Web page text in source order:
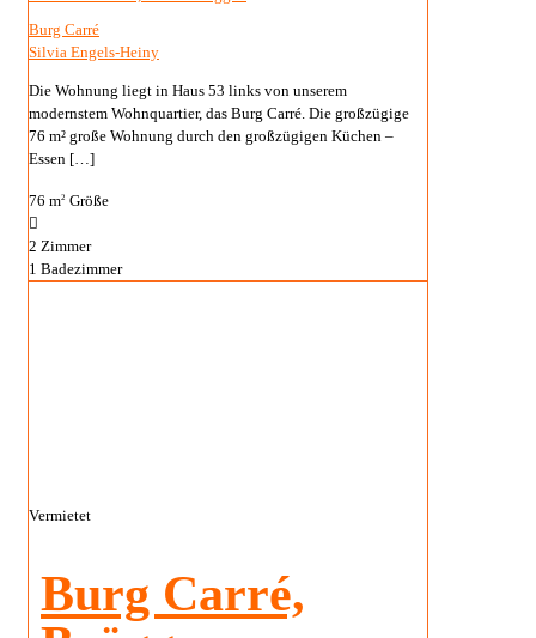
Burg Carré
Silvia Engels-Heiny
Die Wohnung liegt in Haus 53 links von unserem
modernstem Wohnquartier, das Burg Carré. Die großzügige
76 m² große Wohnung durch den großzügigen Küchen –
Essen […]
76 m2 Größe
2 Zimmer
1 Badezimmer
Vermietet
Burg Carré,